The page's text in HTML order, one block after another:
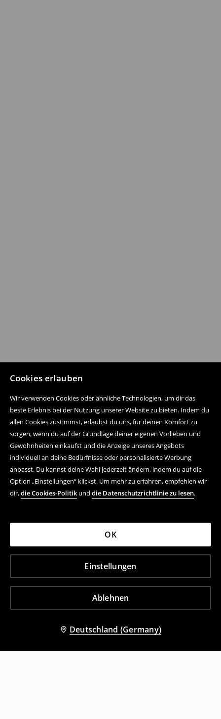
Cookies erlauben
Wir verwenden Cookies oder ähnliche Technologien, um dir das
beste Erlebnis bei der Nutzung unserer Website zu bieten. Indem du
allen Cookies zustimmst, erlaubst du uns, für deinen Komfort zu
sorgen, wenn du auf der Grundlage deiner eigenen Vorlieben und
Gewohnheiten einkaufst und die Anzeige unseres Angebots
individuell an deine Bedürfnisse oder personalisierte Werbung
anpasst. Du kannst deine Wahl jederzeit ändern, indem du auf die
Option „Einstellungen“ klickst. Um mehr zu erfahren, empfehlen wir
dir,die Cookies-Politik und die Datenschutzrichtlinie zu lesen.
Ablehnen
Einstellungen
OK
Deutschland (Germany)